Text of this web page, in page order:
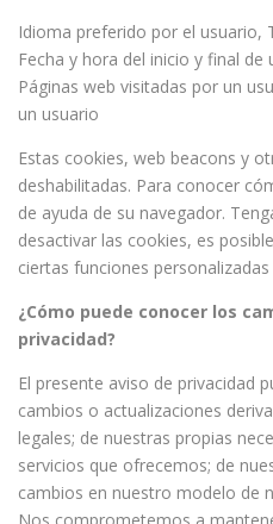
Idioma preferido por el usuario,
Fecha y hora del inicio y final de
Páginas web visitadas por un
un usuario
Estas cookies, web beacons y
deshabilitadas. Para conocer
de ayuda de su navegador.
desactivar las cookies, es
ciertas funciones
¿Cómo puede conocer los
privacidad?
El presente aviso de privacidad
cambios o actualizaciones
legales; de nuestras propias
servicios que ofrecemos; de
cambios en nuestro modelo de
Nos comprometemos a